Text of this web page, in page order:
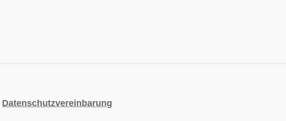
Datenschutzvereinbarung